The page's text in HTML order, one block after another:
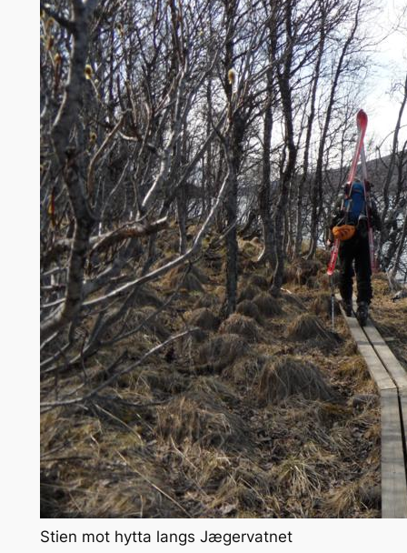
Stien mot hytta langs Jægervatnet